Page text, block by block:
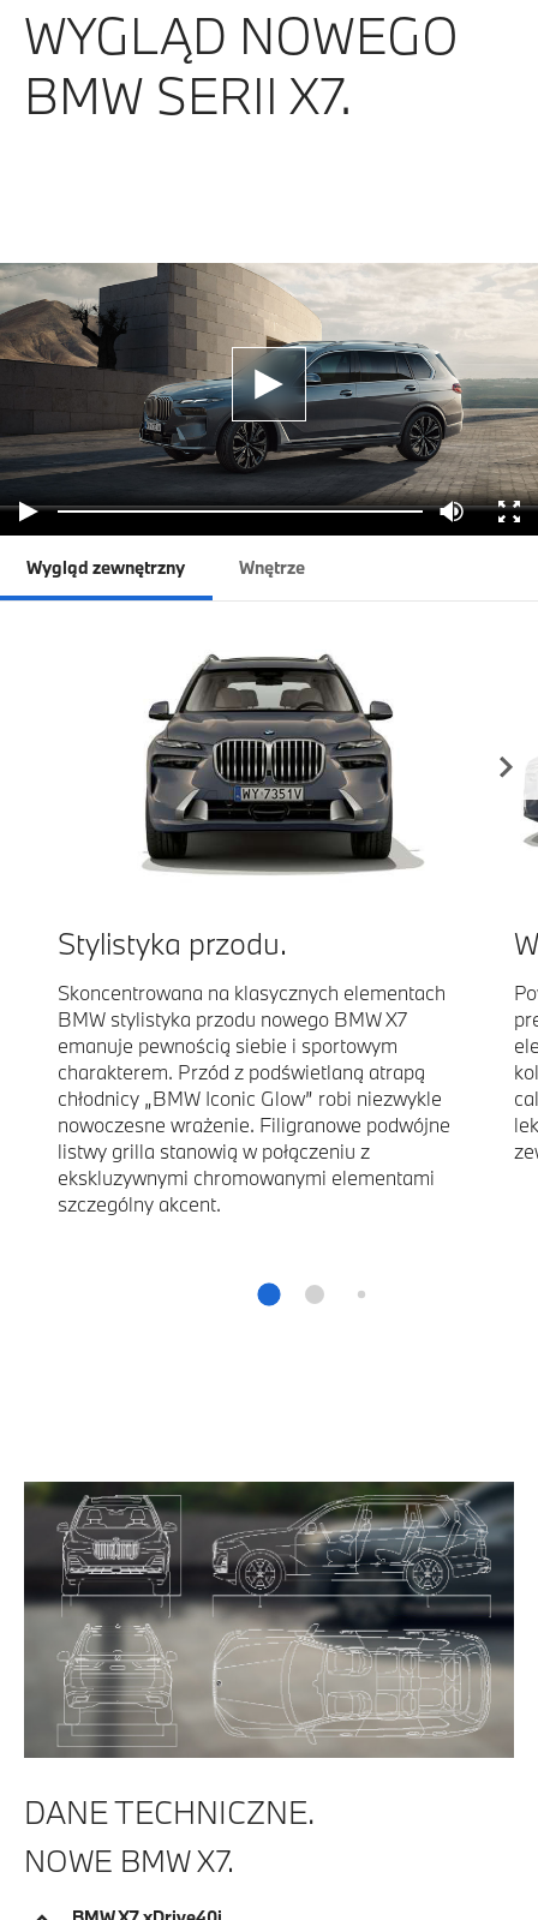
WYGLĄD NOWEGO
BMW SERII X7.
Wygląd zewnętrzny Wnętrze
Stylistyka przodu.
Skoncentrowana na klasycznych elementach
BMW stylistyka przodu nowego BMW X7
emanuje pewnością siebie i sportowym
charakterem. Przód z podświetlaną atrapą
chłodnicy „BMW Iconic Glow” robi niezwykle
nowoczesne wrażenie. Filigranowe podwójne
listwy grilla stanowią w połączeniu z
ekskluzywnymi chromowanymi elementami
szczególny akcent.
DANE TECHNICZNE.
NOWE BMW X7.